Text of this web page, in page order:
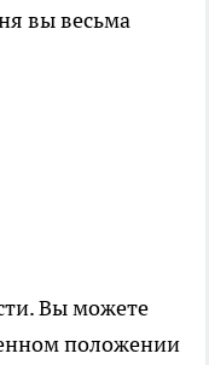
вы весьма
Вы можете
положении